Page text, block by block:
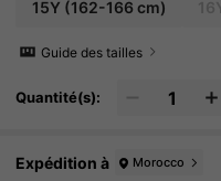
15Y (162-166 cm)
Guide des tailles
Quantité(s):
Expédition à Morocco